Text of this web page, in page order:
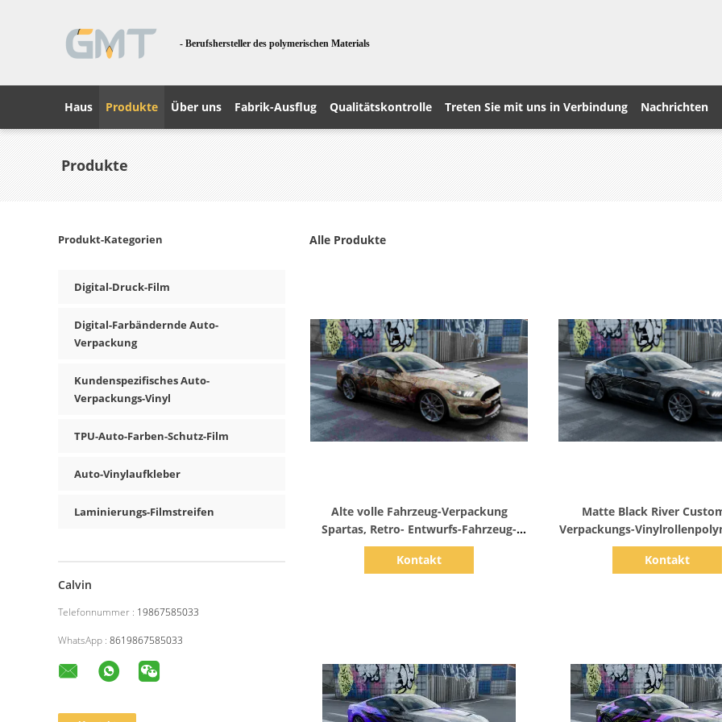
- Berufshersteller des polymerischen Materials
Haus Produkte Über uns Fabrik-Ausflug Qualitätskontrolle Treten Sie mit uns in Verbindung Nachrichten
Produkte
Produkt-Kategorien
Digital-Druck-Film
Digital-Farbändernde Auto-
Verpackung
Kundenspezifisches Auto-
Verpackungs-Vinyl
TPU-Auto-Farben-Schutz-Film
Auto-Vinylaufkleber
Laminierungs-Filmstreifen
Calvin
Telefonnummer : 19867585033
WhatsApp : 8619867585033
Alle Produkte
Alte volle Fahrzeug-Verpackung
Spartas, Retro- Entwurfs-Fahrzeug-
Verpackung Rolls
Kontakt
Matte Black River
Verpackungs-
Material
Kontakt